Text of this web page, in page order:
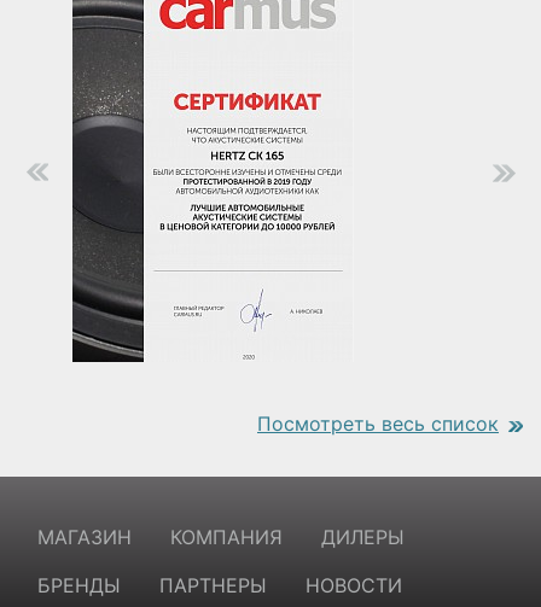
Посмотреть весь список
МАГАЗИН КОМПАНИЯ
ДИЛЕРЫ
БРЕНДЫ
ПАРТНЕРЫ НОВОСТИ